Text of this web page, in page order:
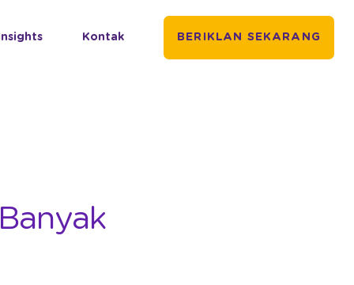
Kontak BERIKLAN SEKARANG